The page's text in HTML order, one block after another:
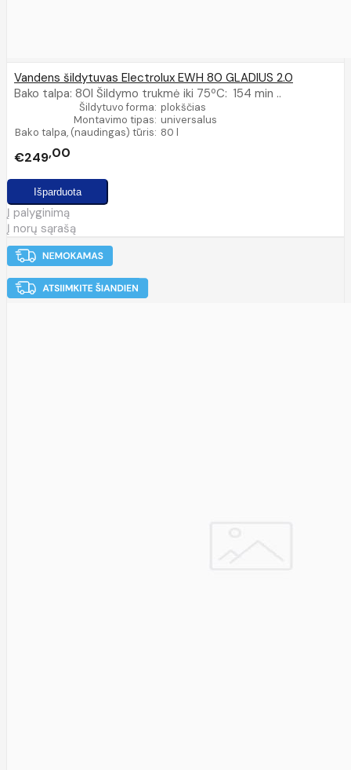
Vandens šildytuvas Electrolux EWH 80 GLADIUS 2.0
Bako talpa: 80l Šildymo trukmė iki 75ºC: 154 min ..
Šildytuvo forma: plokščias
Montavimo tipas: universalus
Bako talpa, (naudingas) tūris: 80 l
€249 00
Į palyginimą
Į norų sąrašą